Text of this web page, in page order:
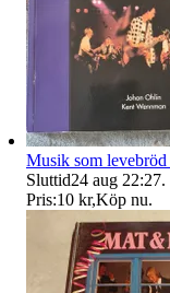
Musik som
Sluttid24 aug 22:27.
Pris:10 kr,Köp nu.